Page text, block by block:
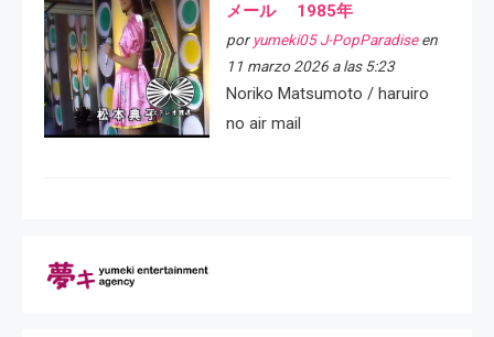
メール 1985年
por yumeki05 J-PopParadiseen
11 marzo 2026 a las 5:23
Noriko Matsumoto / haruiro
no air mail